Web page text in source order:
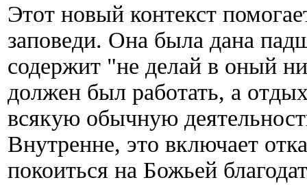
Этот новый контекст
заповеди. Она была дана
содержит "не делай в оный
должен был работать, а
всякую обычную
Внутренне, это включает
покоиться на Божьей